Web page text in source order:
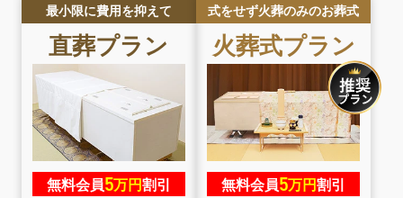
最小限に費用を抑えて
直葬プラン
無料会員5万円割引
式をせず火葬のみのお葬式
火葬式プラン
無料会員5万円割引